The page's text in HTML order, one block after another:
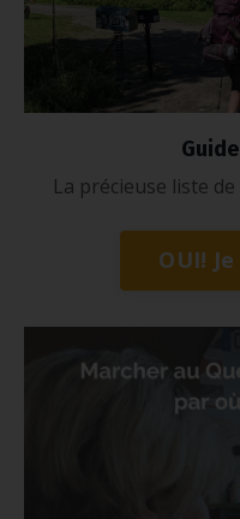
La précieuse liste
OUI!